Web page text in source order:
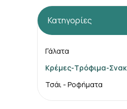
Κατηγορίες
Γάλατα
Κρέμες-Τρόφιμα-Σνακ
Τσάι - Ροφήματα